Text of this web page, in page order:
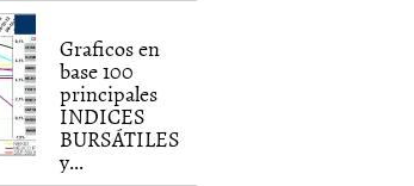
Graficos en
base 100
principales
INDICES
BURSÁTILES
y...